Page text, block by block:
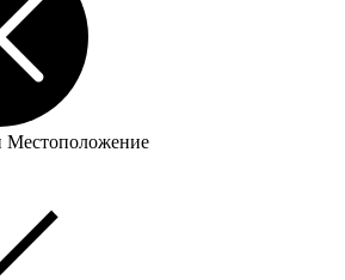
Местоположение